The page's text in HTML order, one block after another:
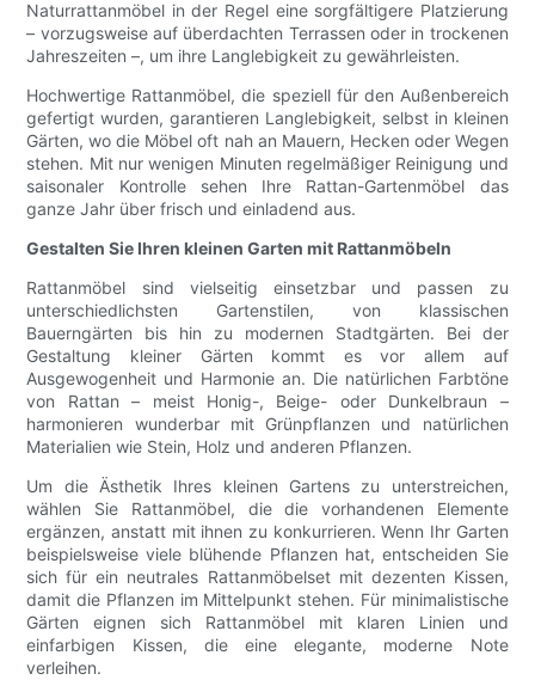
Naturrattanmöbel in der Regel eine sorgfältigere Platzierung
– vorzugsweise auf überdachten Terrassen oder in trockenen
Jahreszeiten –, um ihre Langlebigkeit zu gewährleisten.
Hochwertige Rattanmöbel, die speziell für den Außenbereich
gefertigt wurden, garantieren Langlebigkeit, selbst in kleinen
Gärten, wo die Möbel oft nah an Mauern, Hecken oder Wegen
stehen. Mit nur wenigen Minuten regelmäßiger Reinigung und
saisonaler Kontrolle sehen Ihre Rattan-Gartenmöbel das
ganze Jahr über frisch und einladend aus.
Gestalten Sie Ihren kleinen Garten mit Rattanmöbeln
Rattanmöbel sind vielseitig einsetzbar und passen zu
unterschiedlichsten Gartenstilen, von klassischen
Bauerngärten bis hin zu modernen Stadtgärten. Bei der
Gestaltung kleiner Gärten kommt es vor allem auf
Ausgewogenheit und Harmonie an. Die natürlichen Farbtöne
von Rattan – meist Honig-, Beige- oder Dunkelbraun –
harmonieren wunderbar mit Grünpflanzen und natürlichen
Materialien wie Stein, Holz und anderen Pflanzen.
Um die Ästhetik Ihres kleinen Gartens zu unterstreichen,
wählen Sie Rattanmöbel, die die vorhandenen Elemente
ergänzen, anstatt mit ihnen zu konkurrieren. Wenn Ihr Garten
beispielsweise viele blühende Pflanzen hat, entscheiden Sie
sich für ein neutrales Rattanmöbelset mit dezenten Kissen,
damit die Pflanzen im Mittelpunkt stehen. Für minimalistische
Gärten eignen sich Rattanmöbel mit klaren Linien und
einfarbigen Kissen, die eine elegante, moderne Note
verleihen.